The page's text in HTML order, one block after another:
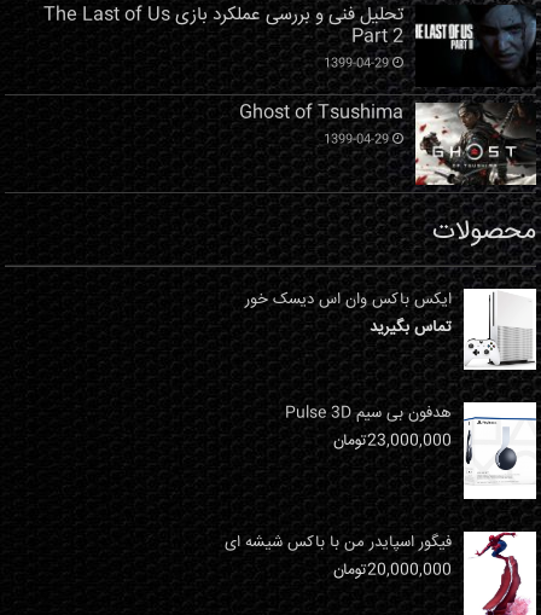
تحلیل فنی و بررسی عملکرد بازی The Last of Us
Part 2
1399-04-29
Ghost of Tsushima
1399-04-29
محصولات
ایکس باکس وان اس دیسک خور
تماس بگیرید
هدفون بی سیم Pulse 3D
23,000,000تومان
فیگور اسپایدر من با باکس شیشه ای
20,000,000تومان